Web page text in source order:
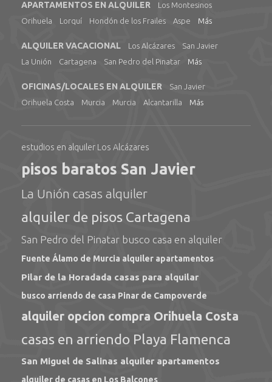
APARTAMENTOS EN ALQUILER
Los Montesinos
Orihuela
Lorquí Hondón de los Frailes Aspe Más
ALQUILER VACACIONAL Los Alcázares
San Javier
La Unión
Cartagena San Pedro del Pinatar Más
OFICINAS/LOCALES EN ALQUILER
San Javier
Orihuela Costa
Murcia Murcia Alcantarilla Más
estudios en alquiler Los Alcázares
pisos baratos San Javier
La Unión casas alquiler
alquiler de pisos Cartagena
San Pedro del Pinatar busco casa en alquiler
Fuente Álamo de Murcia alquiler apartamentos
Pilar de la Horadada casas para alquilar
busco arriendo de casa Pinar de Campoverde
alquiler opcion compra Orihuela Costa
casas en arriendo Playa Flamenca
San Miguel de Salinas alquiler apartamentos
alquiler de casas en Los Balcones